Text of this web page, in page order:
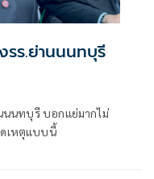
รร.ย่านนนทบุรี
นนนทบุรี บอกแย่มากไม่
เหตุแบบนี้